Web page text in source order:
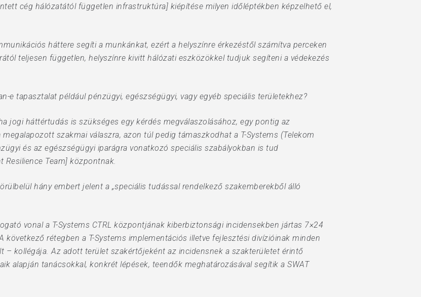
cég hálózatától független infrastruktúra] kiépítése milyen időléptékben képzelhető el,
háttere segíti a munkánkat, ezért a helyszínre érkezéstől számítva perceken
teljesen független, helyszínre kivitt hálózati eszközökkel tudjuk segíteni a védekezés
e tapasztalat például pénzügyi, egészségügyi, vagy egyéb speciális területekhez?
jogi háttértudás is szükséges egy kérdés megválaszolásához, egy pontig az
szakmai válaszra, azon túl pedig támaszkodhat a T-Systems (Telekom
és az egészségügyi iparágra vonatkozó speciális szabályokban is tud
Resilience Team] központnak.
hány embert jelent a „speciális tudással rendelkező szakemberekből álló
vonal a T-Systems CTRL központjának kiberbiztonsági incidensekben jártas 7×24
következő rétegben a T-Systems implementációs illetve fejlesztési divízióinak minden
– kollégája. Az adott terület szakértőjeként az incidensnek a szakterületet érintő
alapján tanácsokkal, konkrét lépések, teendők meghatározásával segítik a SWAT